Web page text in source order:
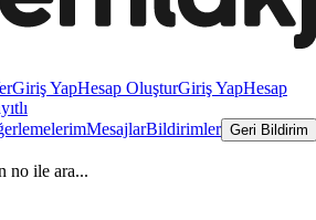
Giriş YapHesap OluşturGiriş YapHesap
MesajlarBildirimler Geri Bildirim
no ile ara...